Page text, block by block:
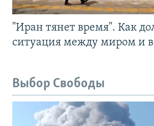
"Иран тянет время". Как
ситуация между миром и
Выбор Свободы